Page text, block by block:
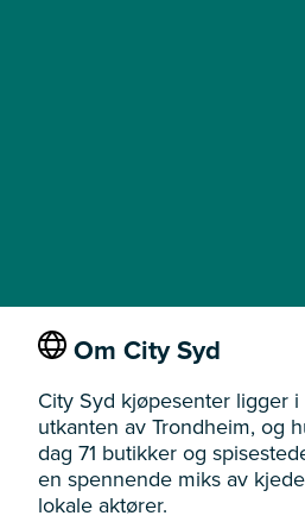
Om City Syd
City Syd kjøpesenter ligger i
utkanten av Trondheim, og
dag 71 butikker og
en spennende miks av
lokale aktører.